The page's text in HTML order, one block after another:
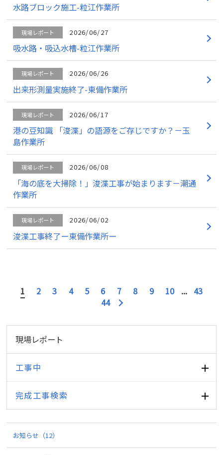
水路ブロック施工-粒江作業所
現場レポート 2026/06/27
吸水路・吸込水槽-粒江作業所
現場レポート 2026/06/26
出来形測量実施終了-東備作業所
現場レポート 2026/06/17
港の豆知識 「浚渫」の語源をご存じですか？－玉
島作業所
現場レポート 2026/06/08
「海の底を大掃除！」浚渫工事が始まります－潮通
作業所
現場レポート 2026/06/02
浚渫工事終了ー東備作業所ー
1 2 3 4 5 6 7 8 9 10 ... 43
44
現場レポート
工事中
完成工事検索
お知らせ （12）